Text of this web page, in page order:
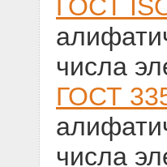
ГОСТ
числа
ГОСТ
числа